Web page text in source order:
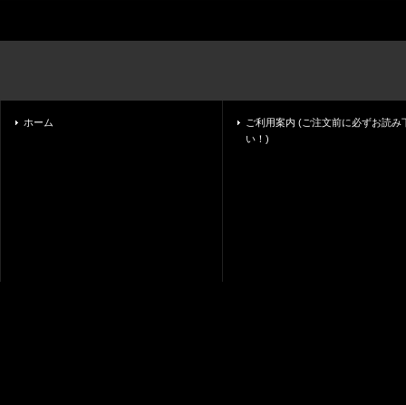
ホーム
ご利用案内 (ご注文前に必ずお読み
い！)